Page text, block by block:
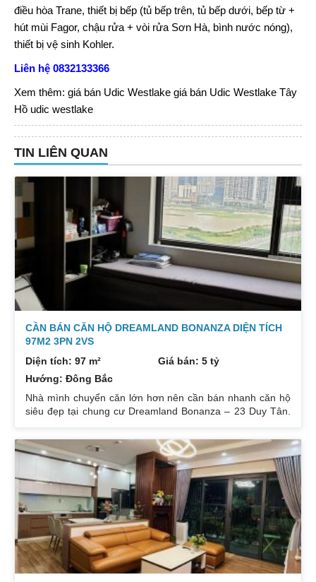
điều hòa Trane, thiết bị bếp (tủ bếp trên, tủ bếp dưới, bếp từ +
hút mùi Fagor, chậu rửa + vòi rửa Sơn Hà, bình nước nóng),
thiết bị vệ sinh Kohler.
Liên hệ 0832133366
Xem thêm: giá bán Udic Westlake giá bán Udic Westlake Tây
Hồ udic westlake
TIN LIÊN QUAN
CẦN BÁN CĂN HỘ DREAMLAND BONANZA DIỆN TÍCH
97M2 3PN 2VS
Diện tích: 97 m²
Giá bán: 5 tỷ
Hướng: Đông Bắc
Nhà mình chuyển căn lớn hơn nên cần bán nhanh căn hộ
siêu đẹp tại chung cư Dreamland Bonanza – 23 Duy Tân.
hợp lý các phòng đều tràn ngập ánh sáng tự nhiên. Hướng
cửa Bắc. Ban công Tây. Tầng cao view bát ngát thoáng
mát. Nhà nguyên Bản CĐT. Giá bán: 5 tỷ có thương lượng
đẹp. Liên hệ : 0832133366